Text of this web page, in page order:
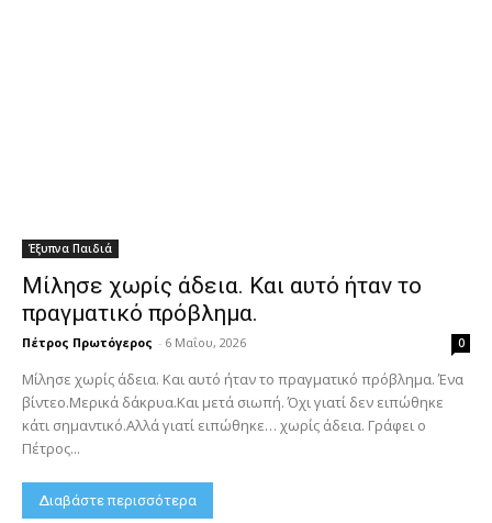
Έξυπνα Παιδιά
Μίλησε χωρίς άδεια. Και αυτό ήταν το
πραγματικό πρόβλημα.
Πέτρος Πρωτόγερος - 6 Μαΐου, 2026 0
Μίλησε χωρίς άδεια. Και αυτό ήταν το πραγματικό πρόβλημα. Ένα
βίντεο.Μερικά δάκρυα.Και μετά σιωπή. Όχι γιατί δεν ειπώθηκε
κάτι σημαντικό.Αλλά γιατί ειπώθηκε… χωρίς άδεια. Γράφει ο
Πέτρος...
Διαβάστε περισσότερα